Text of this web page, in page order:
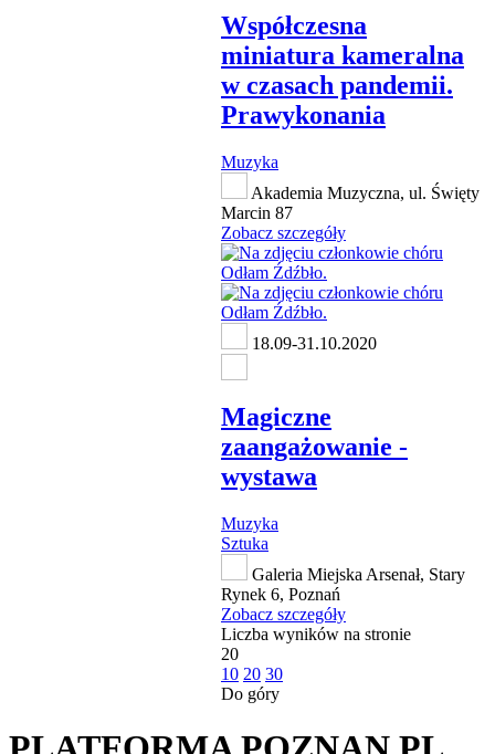
Współczesna
miniatura kameralna
w czasach pandemii.
Prawykonania
Muzyka
Akademia Muzyczna, ul. Święty
Marcin 87
Zobacz szczegóły
18.09-31.10.2020
Magiczne
zaangażowanie -
wystawa
Muzyka
Sztuka
Galeria Miejska Arsenał, Stary
Rynek 6, Poznań
Zobacz szczegóły
Liczba wyników na stronie
20
10 20 30
Do góry